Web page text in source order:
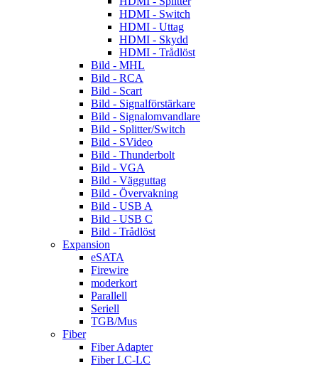
HDMI - Switch
HDMI - Uttag
HDMI - Skydd
HDMI - Trådlöst
Bild - MHL
Bild - RCA
Bild - Scart
Bild - Signalförstärkare
Bild - Signalomvandlare
Bild - Splitter/Switch
Bild - SVideo
Bild - Thunderbolt
Bild - VGA
Bild - Vägguttag
Bild - Övervakning
Bild - USB A
Bild - USB C
Bild - Trådlöst
Expansion
eSATA
Firewire
moderkort
Parallell
Seriell
TGB/Mus
Fiber
Fiber Adapter
Fiber LC-LC